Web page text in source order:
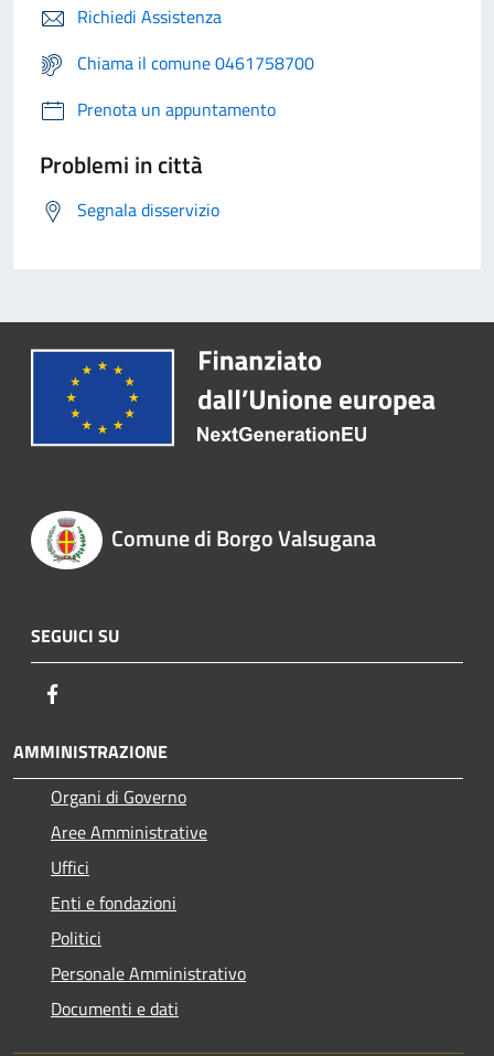
Richiedi Assistenza
Chiama il comune 0461758700
Prenota un appuntamento
Problemi in città
Segnala disservizio
Comune di Borgo Valsugana
SEGUICI SU
AMMINISTRAZIONE
Organi di Governo
Aree Amministrative
Uffici
Enti e fondazioni
Politici
Personale Amministrativo
Documenti e dati